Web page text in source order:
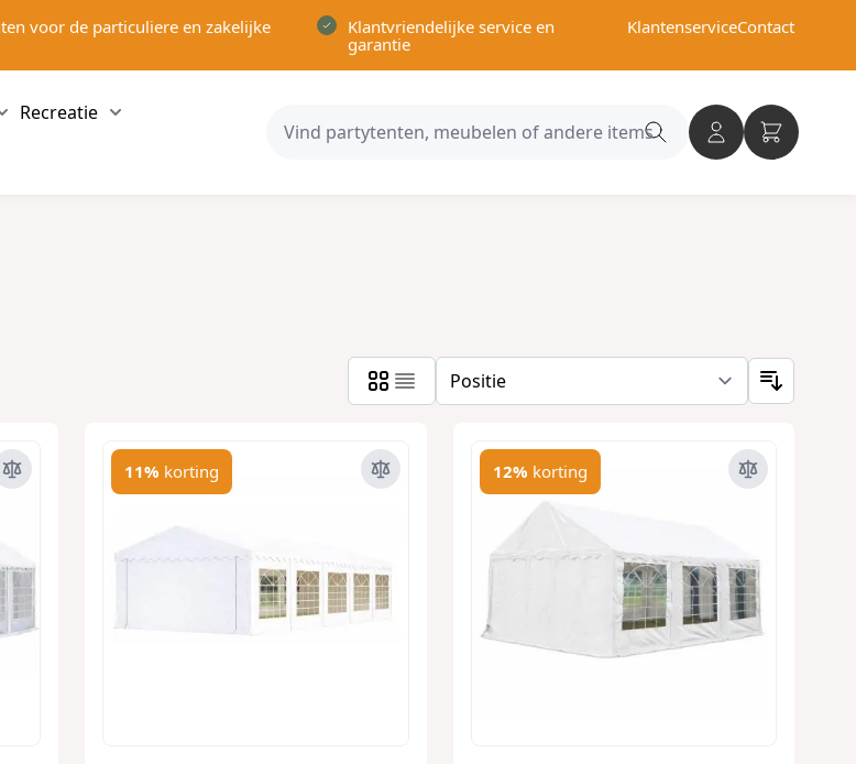
voor de particuliere en zakelijke
Klantvriendelijke service en
garantie
KlantenserviceContact
Partytenten category
Show submenu for Tuin en Terras category
Recreatie
Show submenu for Recreatie category
Voor in Huis category
Search
11% korting 12% korting